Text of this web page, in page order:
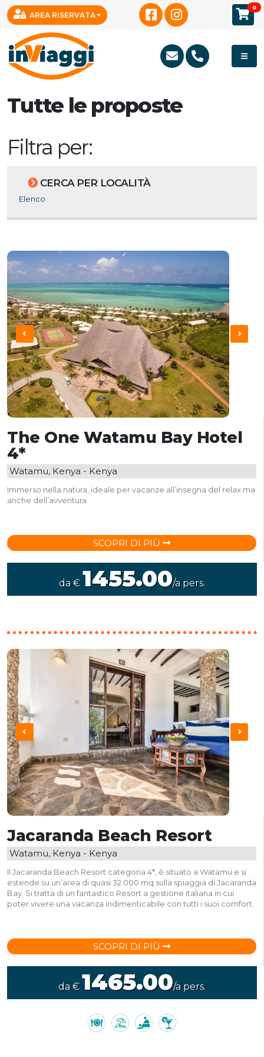
AREA RISERVATA
0
Tutte le proposte
Filtra per:
CERCA PER LOCALITÀ
Elenco
The One Watamu Bay Hotel
4*
Watamu, Kenya - Kenya
Immerso nella natura, ideale per vacanze all’insegna del relax ma
anche dell’avventura
SCOPRI DI PIÙ
da €1455.00/a pers.
Jacaranda Beach Resort
Watamu, Kenya - Kenya
Il Jacaranda Beach Resort categoria 4*, è situato a Watamu e si
estende su un’area di quasi 32.000 mq sulla spiaggia di Jacaranda
Bay. Si tratta di un fantastico Resort a gestione italiana in cui
poter vivere una vacanza indimenticabile con tutti i suoi comfort.
SCOPRI DI PIÙ
da €1465.00/a pers.